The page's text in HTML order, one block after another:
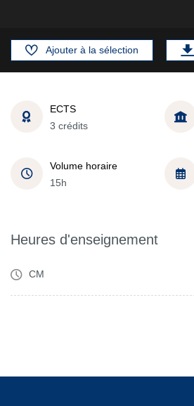
Ajouter à la sélection
ECTS
3 crédits
Volume horaire
15h
Heures d'enseignement
CM